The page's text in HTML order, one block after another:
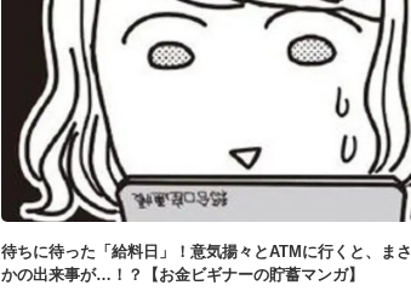
待ちに待った「給料日」！意気揚々とATMに行くと、まさ
かの出来事が…！？【お金ビギナーの貯蓄マンガ】